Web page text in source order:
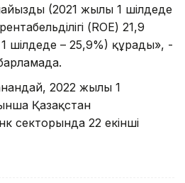
(2021 жылғы 1 шілдеде
(ROE) 21,9
шілдеде – 25,9%) құрады», -
2022 жылғы 1
Қазақстан
секторында 22 екінші